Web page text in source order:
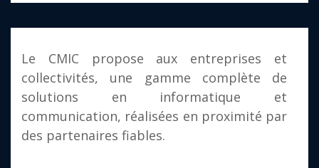
Le CMIC propose aux entreprises et
collectivités, une gamme complète de
solutions en informatique et
communication, réalisées en proximité par
des partenaires fiables.